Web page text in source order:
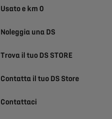
Usato e km 0
Noleggia una DS
Trova il tuo DS STORE
Contatta il tuo DS Store
Contattaci